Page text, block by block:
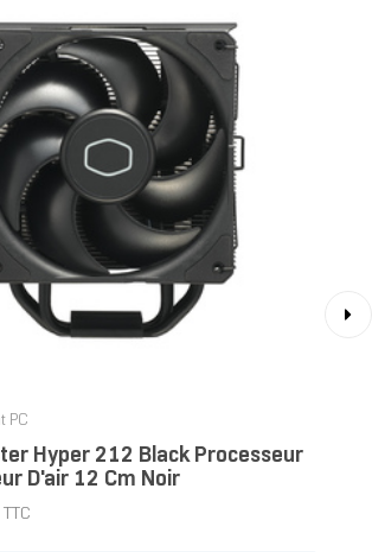
PC
Hyper 212 Black Processeur
D'air 12 Cm Noir
TTC